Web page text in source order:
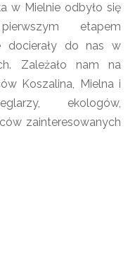
w Mielnie odbyło się
etapem
docierały do nas w
Zależało nam na
Koszalina, Mielna i
ekologów,
zainteresowanych